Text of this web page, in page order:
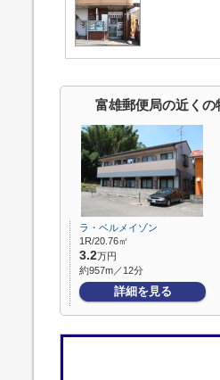
富雄郵便局の近くの
ラ・ベルメイゾン
1R/20.76㎡
3.2万円
約957m／12分
詳細を見る